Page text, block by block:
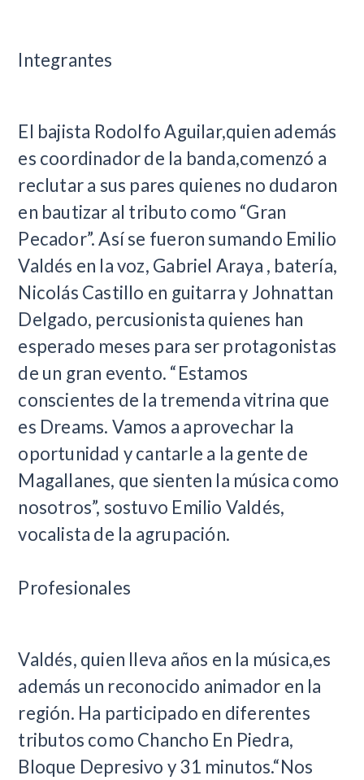
Integrantes
El bajista Rodolfo Aguilar,quien además
es coordinador de la banda,comenzó a
reclutar a sus pares quienes no dudaron
en bautizar al tributo como “Gran
Pecador”. Así se fueron sumando Emilio
Valdés en la voz, Gabriel Araya , batería,
Nicolás Castillo en guitarra y Johnattan
Delgado, percusionista quienes han
esperado meses para ser protagonistas
de un gran evento. “Estamos
conscientes de la tremenda vitrina que
es Dreams. Vamos a aprovechar la
oportunidad y cantarle a la gente de
Magallanes, que sienten la música como
nosotros”, sostuvo Emilio Valdés,
vocalista de la agrupación.
Profesionales
Valdés, quien lleva años en la música,es
además un reconocido animador en la
región. Ha participado en diferentes
tributos como Chancho En Piedra,
Bloque Depresivo y 31 minutos.“Nos